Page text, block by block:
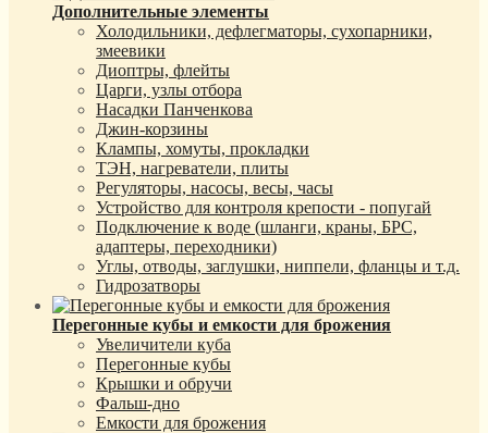
Дополнительные элементы
Холодильники, дефлегматоры, сухопарники,
змеевики
Диоптры, флейты
Царги, узлы отбора
Насадки Панченкова
Джин-корзины
Клампы, хомуты, прокладки
ТЭН, нагреватели, плиты
Регуляторы, насосы, весы, часы
Устройство для контроля крепости - попугай
Подключение к воде (шланги, краны, БРС,
адаптеры, переходники)
Углы, отводы, заглушки, ниппели, фланцы и т.д.
Гидрозатворы
Перегонные кубы и емкости для брожения
Увеличители куба
Перегонные кубы
Крышки и обручи
Фальш-дно
Емкости для брожения